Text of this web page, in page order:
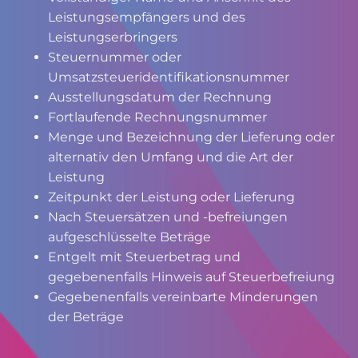
Leistungsempfängers und des
Leistungserbringers
Steuernummer oder
Umsatzsteueridentifikationsnummer
Ausstellungsdatum der Rechnung
Fortlaufende Rechnungsnummer
Menge und Bezeichnung der Lieferung oder
alternativ den Umfang und die Art der
Leistung
Zeitpunkt der Leistung oder Lieferung
Nach Steuersätzen und -befreiungen
aufgeschlüsselte Beträge
Entgelt mit Steuerbetrag und
gegebenenfalls Hinweis auf Steuerbefreiung
Gegebenenfalls vereinbarte Minderungen
der Beträge